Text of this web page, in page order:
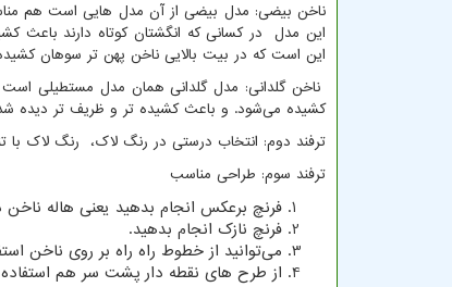
ناخن بیضی: مدل بیضی از آن مدل هایی است هم
این مدل در کسانی که انگشتان کوتاه دارند
این است که در بیت بالایی ناخن پهن تر سوهان
ناخن گلدانی: مدل گلدانی همان مدل مستطیلی
کشیده می‌شود. و باعث کشیده تر و ظریف تر دیده
ترفند دوم: انتخاب درستی در رنگ لاک، رنگ لاک
ترفند سوم: طراحی مناسب
فرنچ برعکس انجام بدهید یعنی هاله
فرنچ نازک انجام بدهید.
می‌توانید از خطوط راه راه بر روی ناخن
از طرح های نقطه دار پشت سر هم استفاده